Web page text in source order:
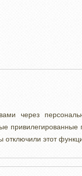
через
привилегированные
отключили этот